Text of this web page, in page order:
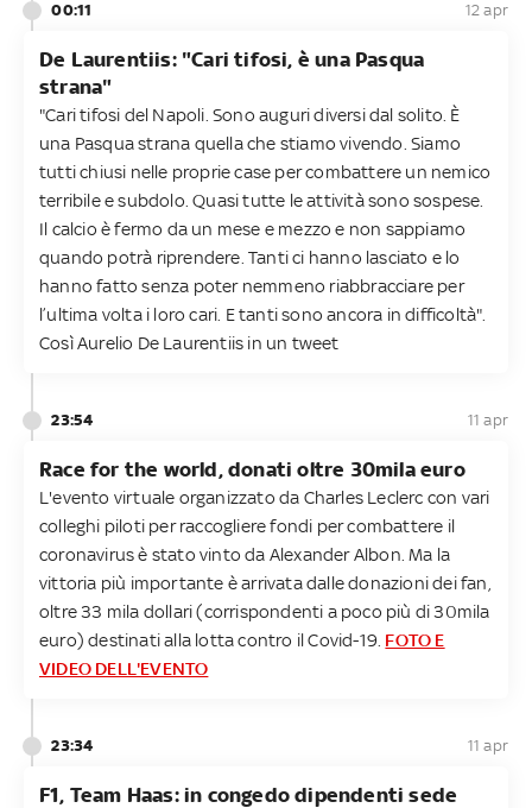
00:11 12 apr
De Laurentiis: "Cari tifosi, è una Pasqua
strana"
"Cari tifosi del Napoli. Sono auguri diversi dal solito. È
una Pasqua strana quella che stiamo vivendo. Siamo
tutti chiusi nelle proprie case per combattere un nemico
terribile e subdolo. Quasi tutte le attività sono sospese.
Il calcio è fermo da un mese e mezzo e non sappiamo
quando potrà riprendere. Tanti ci hanno lasciato e lo
hanno fatto senza poter nemmeno riabbracciare per
l’ultima volta i loro cari. E tanti sono ancora in difficoltà".
Così Aurelio De Laurentiis in un tweet
23:54 11 apr
Race for the world, donati oltre 30mila euro
L'evento virtuale organizzato da Charles Leclerc con vari
colleghi piloti per raccogliere fondi per combattere il
coronavirus è stato vinto da Alexander Albon. Ma la
vittoria più importante è arrivata dalle donazioni dei fan,
oltre 33 mila dollari (corrispondenti a poco più di 30mila
euro) destinati alla lotta contro il Covid-19. FOTO E
VIDEO DELL'EVENTO
23:34 11 apr
F1, Team Haas: in congedo dipendenti sede